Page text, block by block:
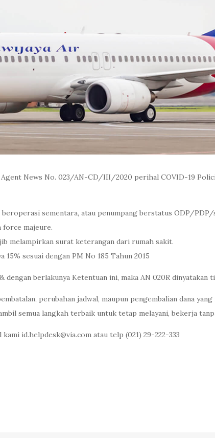
Agent News No. 023/AN-CD/III/2020 perihal COVID-19
sementara, atau penumpang berstatus ODP/PDP/
force majeure.
melampirkan surat keterangan dari rumah sakit.
sesuai dengan PM No 185 Tahun 2015
berlakunya Ketentuan ini, maka AN 020R dinyatakan
perubahan jadwal, maupun pengembalian dana
semua langkah terbaik untuk tetap melayani, bekerja
id.helpdesk@via.com atau telp (021) 29-222-333